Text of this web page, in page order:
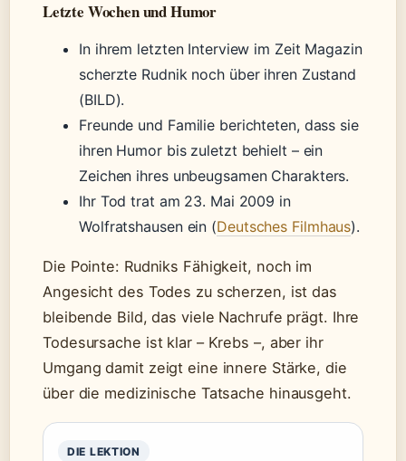
Letzte Wochen und Humor
In ihrem letzten Interview im Zeit Magazin
scherzte Rudnik noch über ihren Zustand
(BILD).
Freunde und Familie berichteten, dass sie
ihren Humor bis zuletzt behielt – ein
Zeichen ihres unbeugsamen Charakters.
Ihr Tod trat am 23. Mai 2009 in
Wolfratshausen ein (Deutsches Filmhaus).
Die Pointe: Rudniks Fähigkeit, noch im
Angesicht des Todes zu scherzen, ist das
bleibende Bild, das viele Nachrufe prägt. Ihre
Todesursache ist klar – Krebs –, aber ihr
Umgang damit zeigt eine innere Stärke, die
über die medizinische Tatsache hinausgeht.
DIE LEKTION